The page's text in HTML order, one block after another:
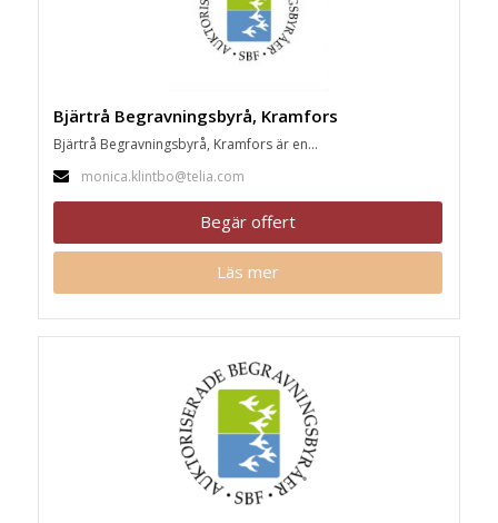
Bjärtrå Begravningsbyrå, Kramfors
Bjärtrå Begravningsbyrå, Kramfors är en...
monica.klintbo@telia.com
Begär offert
Läs mer